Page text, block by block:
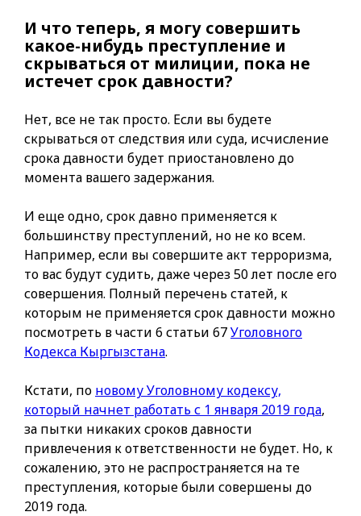
И что теперь, я могу совершить
какое-нибудь преступление и
скрываться от милиции, пока не
истечет срок давности?
Нет, все не так просто. Если вы будете
скрываться от следствия или суда, исчисление
срока давности будет приостановлено до
момента вашего задержания.
И еще одно, срок давно применяется к
большинству преступлений, но не ко всем.
Например, если вы совершите акт терроризма,
то вас будут судить, даже через 50 лет после его
совершения. Полный перечень статей, к
которым не применяется срок давности можно
посмотреть в части 6 статьи 67Уголовного
Кодекса Кыргызстана.
Кстати, по новому Уголовному кодексу,
который начнет работать с 1 января 2019 года,
за пытки никаких сроков давности
привлечения к ответственности не будет. Но, к
сожалению, это не распространяется на те
преступления, которые были совершены до
2019 года.